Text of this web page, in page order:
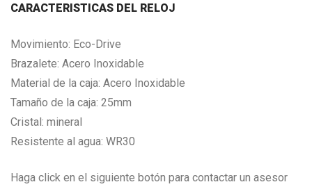
CARACTERISTICAS DEL RELOJ
Movimiento: Eco-Drive
Brazalete: Acero Inoxidable
Material de la caja: Acero Inoxidable
Tamaño de la caja: 25mm
Cristal: mineral
Resistente al agua: WR30
Haga click en el siguiente botón para contactar un asesor